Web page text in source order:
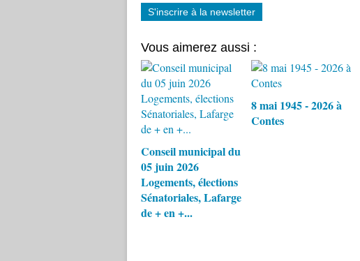
S'inscrire à la newsletter
Vous aimerez aussi :
Conseil municipal du
05 juin 2026
Logements, élections
Sénatoriales, Lafarge
de + en +...
8 mai 1945 - 2026 à
Contes